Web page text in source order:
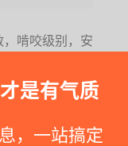
是有气质
，一站搞定
啃咬级别，安
是促销停止 --